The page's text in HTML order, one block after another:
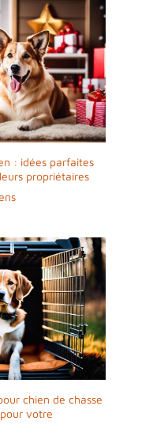
: idées parfaites
propriétaires
chien de chasse
votre